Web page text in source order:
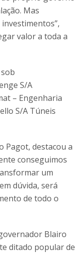
Mas
valor a toda a
S/A
– Engenharia
S/A Túneis
Pagot, destacou a
conseguimos
um
dúvida, será
de todo o
Blairo
ditado popular de